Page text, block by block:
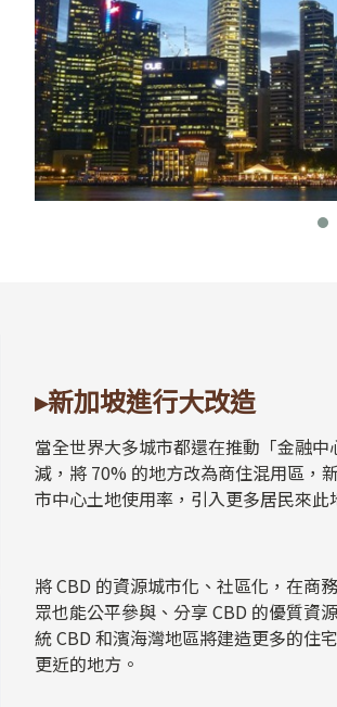
▸新加坡進行大改造
當全世界大多城市都還在推動「金融
減，將 70% 的地方改為商住混用區，
市中心土地使用率，引入更多居民來此
將 CBD 的資源城市化、社區化，在商
眾也能公平參與、分享 CBD 的優質資
統 CBD 和濱海灣地區將建造更多的住
更近的地方。